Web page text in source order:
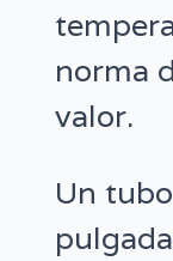
norma
valor.
Un